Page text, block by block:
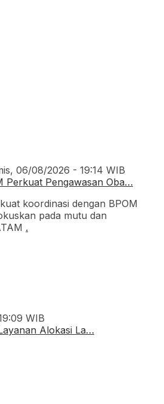
06/08/2026 - 19:14 WIB
Perkuat Pengawasan Oba…
koordinasi dengan BPOM
pada mutu dan
.
WIB
Alokasi La…